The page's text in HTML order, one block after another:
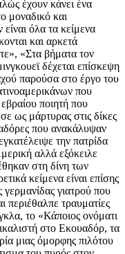
έχουν κάνει ένα
μοναδικό και
όλα τα κείμενα
και αρκετά
«Στα βήματα τον
δέχεται επίσκεψη
παρούσα στο έργο του
που
ποιητή που
ως μάρτυρας στις δίκες
που ανακάλυψαν
την πατρίδα
αλλά εξόκειλε
στη δίνη των
κείμενα είναι επίσης
γιατρού που
περιέθαλπε τραυματίες
το «Κάποιος ονόματι
στο Εκουαδόρ, τα
μιας όμορφης πιλότου